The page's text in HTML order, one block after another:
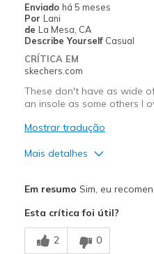
Width
Sizing
Feels
View On Shoes
Enviado há 5 meses
Por Lani
de La Mesa, CA
Describe Yourself Casual
CRÍTICA EM
skechers.com
These don't have as wide
an insole as some others I
Mostrar tradução
Mais detalhes
Breathe Well
Em resumo Sim, eu
Esta crítica foi útil?
2 0